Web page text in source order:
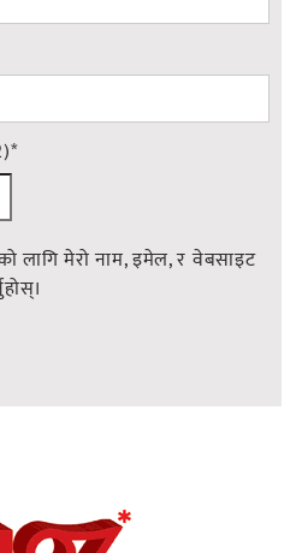
*
लागि मेरो नाम, इमेल, र वेबसाइट